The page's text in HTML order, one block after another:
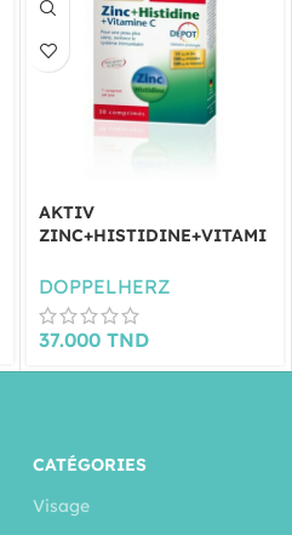
AKTIV
ZINC+HISTIDINE+VITAMI
DOPPELHERZ
37.000 TND
CATÉGORIES
Visage